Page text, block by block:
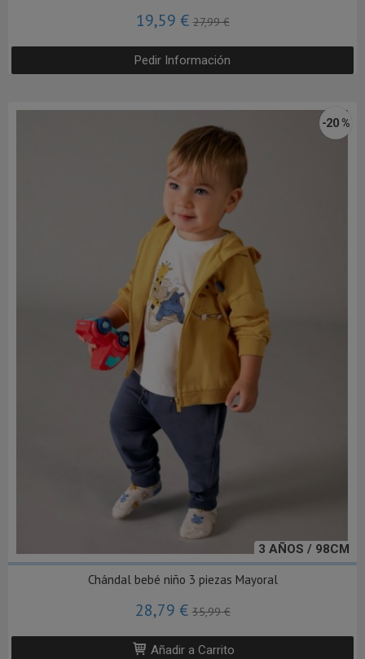
19,59 €27,99 €
Pedir Información
3 AÑOS / 98CM
-20 %
Chándal bebé niño 3 piezas Mayoral
28,79 €35,99 €
Añadir a Carrito